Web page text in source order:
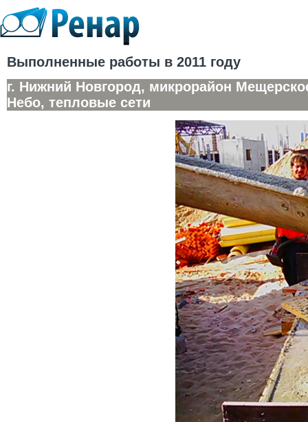
Выполненные работы в 2011 году
г. Нижний Новгород, микрорайон
Небо, тепловые сети